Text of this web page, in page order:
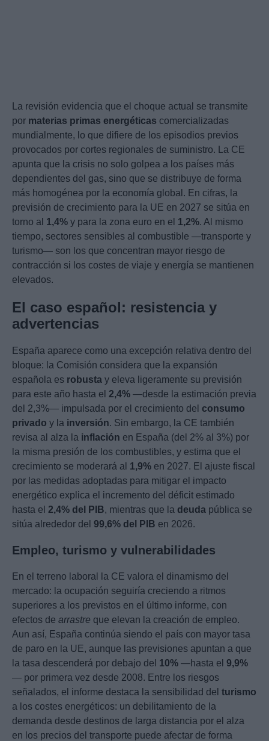
La revisión evidencia que el choque actual se transmite
por materias primas energéticas comercializadas
mundialmente, lo que difiere de los episodios previos
provocados por cortes regionales de suministro. La CE
apunta que la crisis no solo golpea a los países más
dependientes del gas, sino que se distribuye de forma
más homogénea por la economía global. En cifras, la
previsión de crecimiento para la UE en 2027 se sitúa en
torno al 1,4% y para la zona euro en el 1,2%. Al mismo
tiempo, sectores sensibles al combustible —transporte y
turismo— son los que concentran mayor riesgo de
contracción si los costes de viaje y energía se mantienen
elevados.
El caso español: resistencia y
advertencias
España aparece como una excepción relativa dentro del
bloque: la Comisión considera que la expansión
española es robusta y eleva ligeramente su previsión
para este año hasta el 2,4% —desde la estimación previa
del 2,3%— impulsada por el crecimiento del consumo
privado y la inversión. Sin embargo, la CE también
revisa al alza la inflación en España (del 2% al 3%) por
la misma presión de los combustibles, y estima que el
crecimiento se moderará al 1,9% en 2027. El ajuste fiscal
por las medidas adoptadas para mitigar el impacto
energético explica el incremento del déficit estimado
hasta el 2,4% del PIB, mientras que la deuda pública se
sitúa alrededor del 99,6% del PIB en 2026.
Empleo, turismo y vulnerabilidades
En el terreno laboral la CE valora el dinamismo del
mercado: la ocupación seguiría creciendo a ritmos
superiores a los previstos en el último informe, con
efectos de arrastre que elevan la creación de empleo.
Aun así, España continúa siendo el país con mayor tasa
de paro en la UE, aunque las previsiones apuntan a que
la tasa descenderá por debajo del 10% —hasta el 9,9%
— por primera vez desde 2008. Entre los riesgos
señalados, el informe destaca la sensibilidad del turismo
a los costes energéticos: un debilitamiento de la
demanda desde destinos de larga distancia por el alza
en los precios del transporte puede afectar de forma